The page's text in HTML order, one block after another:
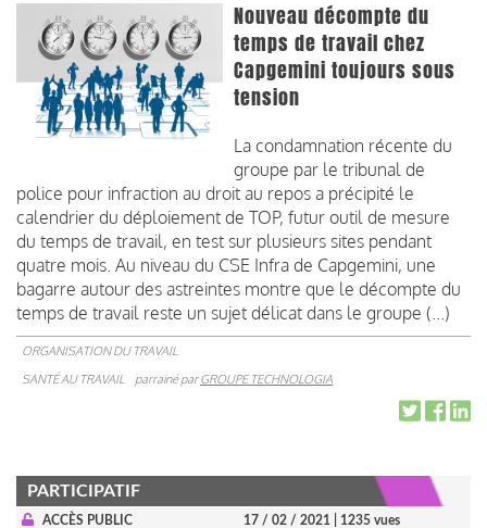
Nouveau décompte du
temps de travail chez
Capgemini toujours sous
tension
La condamnation récente du
groupe par le tribunal de
police pour infraction au droit au repos a précipité le
calendrier du déploiement de TOP, futur outil de mesure
du temps de travail, en test sur plusieurs sites pendant
quatre mois. Au niveau du CSE Infra de Capgemini, une
bagarre autour des astreintes montre que le décompte du
temps de travail reste un sujet délicat dans le groupe (...)
ORGANISATION DU TRAVAIL
SANTÉ AU TRAVAIL
parrainé parGROUPE TECHNOLOGIA
PARTICIPATIF
ACCÈS PUBLIC 17 / 02 / 2021 | 1235 vues